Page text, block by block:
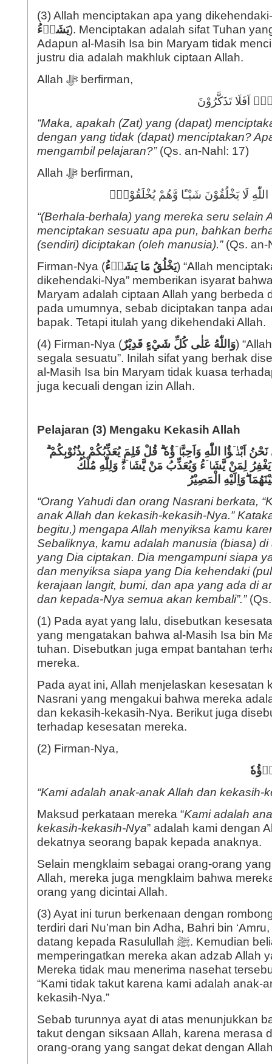
(3) Allah menciptakan apa yang
يَشَاۤءُ). Menciptakan adalah sifat Tuhan
Adapun al-Masih Isa bin Maryam tidak
justru dia adalah makhluk ciptaan Allah.
Allah ﷻ berfirman,
اَفَلَا تَذَكَّرُوْنَ
“Maka, apakah (Zat) yang (dapat)
dengan yang tidak (dapat) menciptakan?
mengambil pelajaran?”(Qs. an-Nahl: 17)
Allah ﷻ berfirman,
لَا يَخْلُقُوْنَ شَيْـًٔا وَّهُمْ يُخْلَقُوْنَۗ
“(Berhala-berhala) yang mereka seru selain
menciptakan sesuatu apa pun, bahkan
(sendiri) diciptakan (oleh manusia).”(Qs. an-
Firman-Nya (يَخْلُقُ مَا يَشَاۤءُ) “Allah
dikehendaki-Nya” memberikan isyarat
Maryam adalah ciptaan Allah yang berbeda
pada umumnya, sebab diciptakan tanpa
bapak. Tetapi itulah yang dikehendaki Allah.
(4) Firman-Nya (وَاللّٰهُ عَلٰى كُلِّ شَيْءٍ قَدِيْرٌ)
segala sesuatu”. Inilah sifat yang berhak
al-Masih Isa bin Maryam tidak kuasa
juga kecuali dengan izin Allah.
Pelajaran (3) Mengaku Kekasih Allah
اَبْنٰۤؤُا اللّٰهِ وَاَحِبَّاۤؤُهٗ ۗ قُلْ فَلِمَ يُعَذِّبُكُمْ بِذُنُوْبِكُمْ
لِمَنْ يَّشَاۤءُ وَيُعَذِّبُ مَنْ يَّشَاۤءُۗ وَلِلّٰهِ مُلْكُ
ۖوَاِلَيْهِ الْمَصِيْرُ
“Orang Yahudi dan orang Nasrani berkata,
anak Allah dan kekasih-kekasih-Nya.”
begitu,) mengapa Allah menyiksa kamu
Sebaliknya, kamu adalah manusia (biasa)
yang Dia ciptakan. Dia mengampuni siapa
dan menyiksa siapa yang Dia kehendaki
kerajaan langit, bumi, dan apa yang ada di
dan kepada-Nya semua akan kembali”.”(Qs.
(1) Pada ayat yang lalu, disebutkan
yang mengatakan bahwa al-Masih Isa bin
tuhan. Disebutkan juga empat bantahan
mereka.
Pada ayat ini, Allah menjelaskan kesesatan
Nasrani yang mengakui bahwa mereka
dan kekasih-kekasih-Nya. Berikut juga
terhadap kesesatan mereka.
(2) Firman-Nya,
“Kami adalah anak-anak Allah dan kekasih-
Maksud perkataan mereka “Kami adalah
kekasih-kekasih-Nya” adalah kami dengan
dekatnya seorang bapak kepada anaknya.
Selain mengklaim sebagai orang-orang
Allah, mereka juga mengklaim bahwa
orang yang dicintai Allah.
(3) Ayat ini turun berkenaan dengan
terdiri dari Nu’man bin Adha, Bahri bin ‘Amru,
datang kepada Rasulullah ﷺ. Kemudian beliau ﷺ
memperingatkan mereka akan adzab Allah
Mereka tidak mau menerima nasehat
“Kami tidak takut karena kami adalah anak-
kekasih-Nya.”
Sebab turunnya ayat di atas menunjukkan
takut dengan siksaan Allah, karena merasa
orang-orang yang sangat dekat dengan